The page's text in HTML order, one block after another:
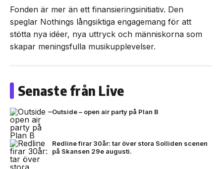
Fonden är mer än ett finansieringsinitiativ. Den
speglar Nothings långsiktiga engagemang för att
stötta nya idéer, nya uttryck och människorna som
skapar meningsfulla musikupplevelser.
Senaste från Live
Outside – open air party på Plan B
Redline firar 30år: tar över stora Solliden scenen
på Skansen 29e augusti.